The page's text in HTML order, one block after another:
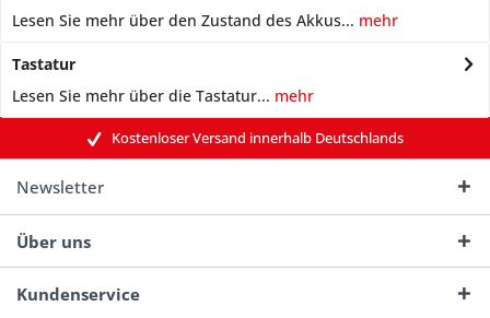
Lesen Sie mehr über den Zustand des Akkus... mehr
Tastatur
Lesen Sie mehr über die Tastatur... mehr
Kostenloser Versand innerhalb Deutschlands
Newsletter
Über uns
Kundenservice